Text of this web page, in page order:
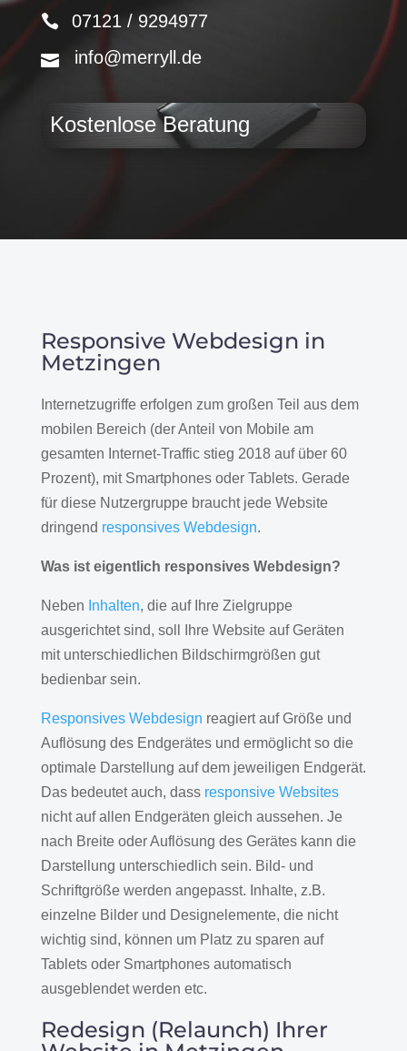
07121 / 9294977
info@merryll.de
Kostenlose Beratung
Responsive Webdesign in
Metzingen
Internetzugriffe erfolgen zum großen Teil aus dem
mobilen Bereich (der Anteil von Mobile am
gesamten Internet-Traffic stieg 2018 auf über 60
Prozent), mit Smartphones oder Tablets. Gerade
für diese Nutzergruppe braucht jede Website
dringend responsives Webdesign.
Was ist eigentlich responsives Webdesign?
Neben Inhalten, die auf Ihre Zielgruppe
ausgerichtet sind, soll Ihre Website auf Geräten
mit unterschiedlichen Bildschirmgrößen gut
bedienbar sein.
Responsives Webdesign reagiert auf Größe und
Auflösung des Endgerätes und ermöglicht so die
optimale Darstellung auf dem jeweiligen Endgerät.
Das bedeutet auch, dass responsive Websites
nicht auf allen Endgeräten gleich aussehen. Je
nach Breite oder Auflösung des Gerätes kann die
Darstellung unterschiedlich sein. Bild- und
Schriftgröße werden angepasst. Inhalte, z.B.
einzelne Bilder und Designelemente, die nicht
wichtig sind, können um Platz zu sparen auf
Tablets oder Smartphones automatisch
ausgeblendet werden etc.
Redesign (Relaunch) Ihrer